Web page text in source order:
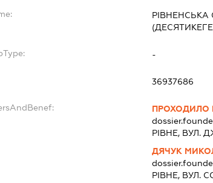
-
36937686
ПРОХОДИЛО
РІВНЕ, ВУЛ.
ДЯЧУК
РІВНЕ, ВУЛ.